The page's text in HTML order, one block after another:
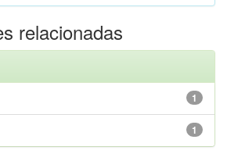
relacionadas
1
1